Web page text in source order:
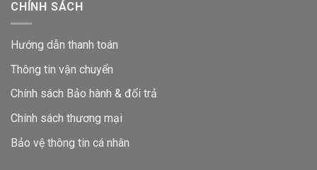
CHÍNH SÁCH
Hướng dẫn thanh toán
Thông tin vận chuyển
Chính sách Bảo hành & đổi trả
Chính sách thương mại
Bảo vệ thông tin cá nhân